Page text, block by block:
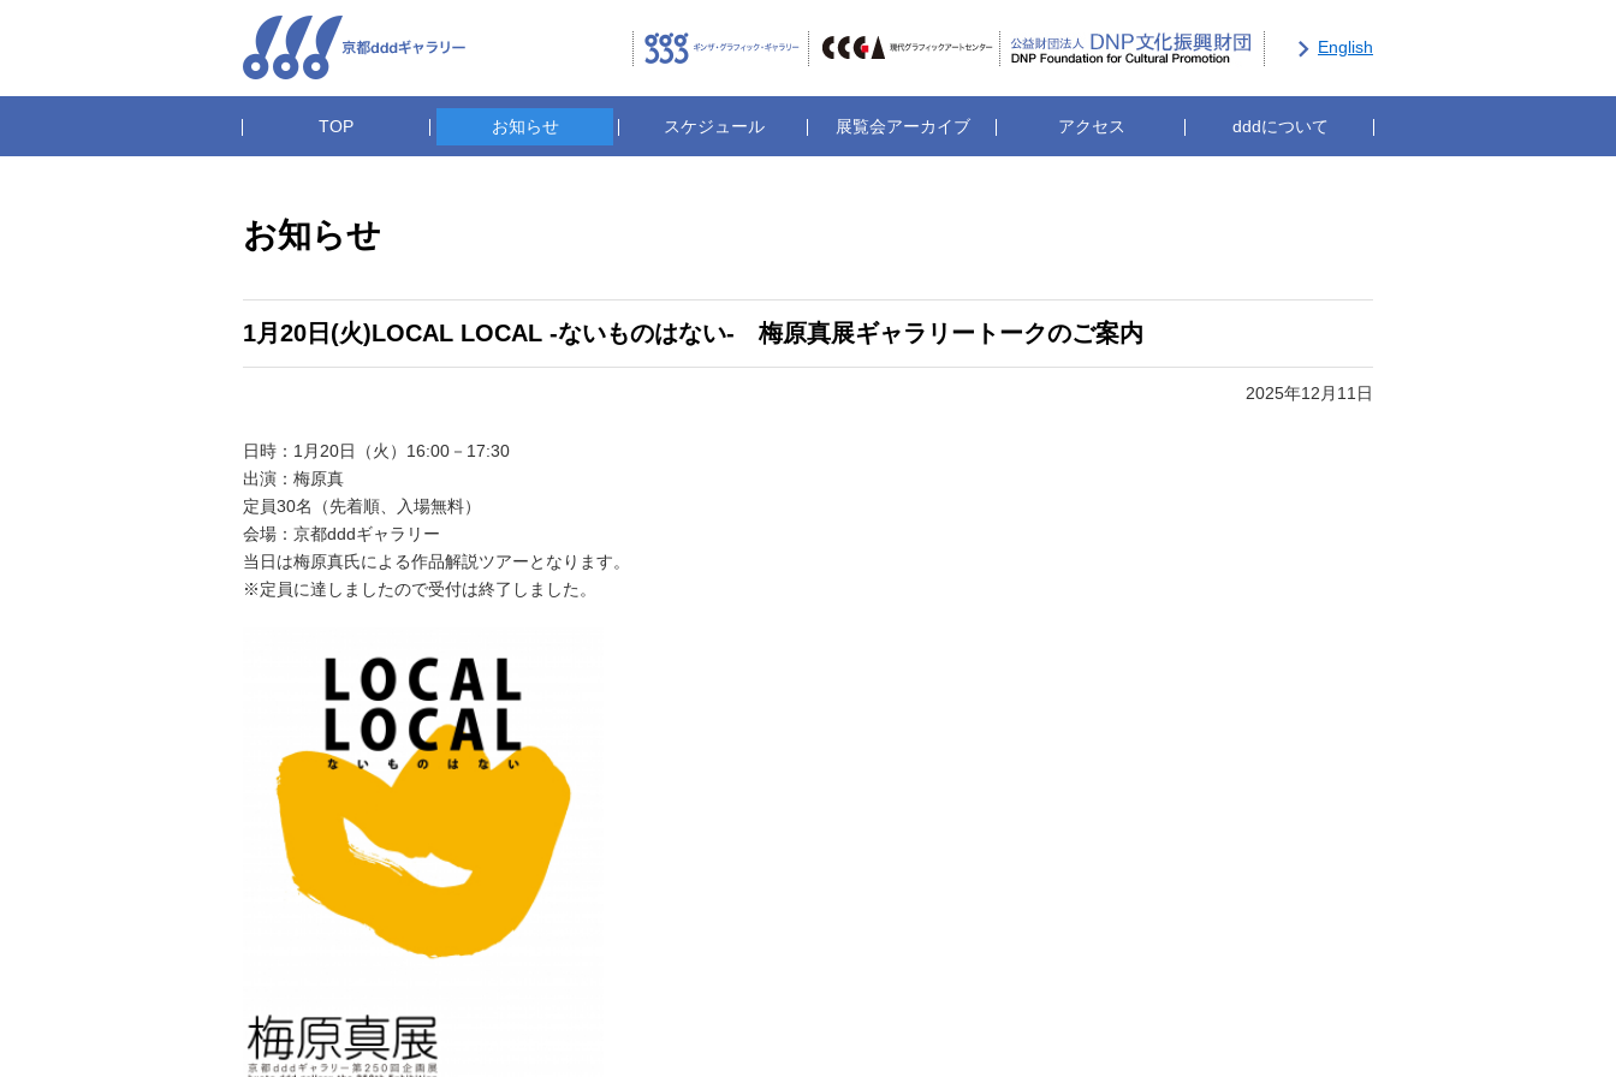
English
TOP お知らせ スケジュール 展覧会アーカイブ アクセス dddについて
ギンザ・グラフィック・ギャラリーCCGA現代グラフィックアートセンター公益財団法人DNP文化振興財団
お知らせ
1月20日(火)LOCAL LOCAL -ないものはない- 梅原真展ギャラリートークのご案内
2025年12月11日
日時：1月20日（火）16:00－17:30
出演：梅原真
定員30名（先着順、入場無料）
会場：京都dddギャラリー
当日は梅原真氏による作品解説ツアーとなります。
※定員に達しましたので受付は終了しました。